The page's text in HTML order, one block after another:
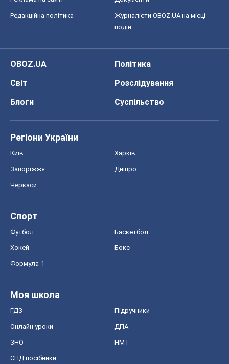
Редакційна політика
Журналісти OBOZ.UA на місці
подій
OBOZ.UA
Політика
Світ
Розслідування
Блоги
Суспільство
Регіони України
Київ Харків
Запоріжжя Дніпро
Черкаси
Спорт
Футбол Баскетбол
Хокей Бокс
Формула-1
Моя школа
ГДЗ Підручники
Онлайн уроки ДПА
ЗНО НМТ
СНД посібники